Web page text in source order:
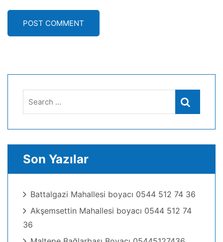
POST COMMENT
Search
Son Yazılar
Battalgazi Mahallesi boyacı 0544 512 74 36
Akşemsettin Mahallesi boyacı 0544 512 74
36